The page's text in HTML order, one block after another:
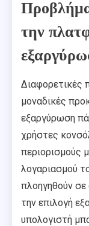
την
Διαφορετικές
μοναδικές
εξαργύρωση
χρήστες
περιορισμούς
λογαριασμού
πλοηγηθούν σε
την επιλογή
υπολογιστή